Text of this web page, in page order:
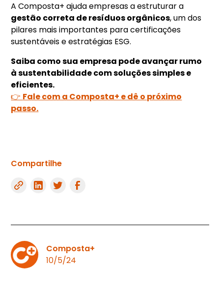
A Composta+ ajuda empresas a estruturar a
gestão correta de resíduos orgânicos, um dos
pilares mais importantes para certificações
sustentáveis e estratégias ESG.
Saiba como sua empresa pode avançar rumo
à sustentabilidade com soluções simples e
eficientes.
👉 Fale com a Composta+ e dê o próximo
passo.
Compartilhe
Composta+
10/5/24